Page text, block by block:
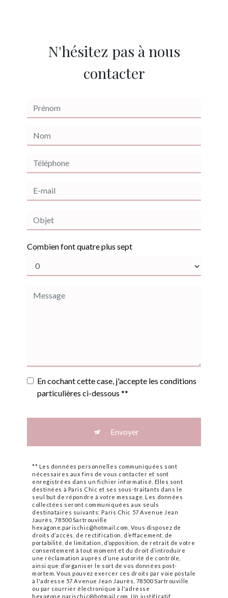
N'hésitez pas à nous
contacter
Combien font quatre plus sept
En cochant cette case, j'accepte les conditions
particulières ci-dessous **
Envoyer
** Les données personnelles communiquées sont
nécessaires aux fins de vous contacter et sont
enregistrées dans un fichier informatisé. Elles sont
destinées à Paris Chic et ses sous-traitants dans le
seul but de répondre à votre message. Les données
collectées seront communiquées aux seuls
destinataires suivants: Paris Chic 57 Avenue Jean
Jaurès, 78500 Sartrouville
hexagone.parischic@hotmail.com. Vous disposez de
droits d’accès, de rectification, d’effacement, de
portabilité, de limitation, d’opposition, de retrait de votre
consentement à tout moment et du droit d’introduire
une réclamation auprès d’une autorité de contrôle,
ainsi que d’organiser le sort de vos données post-
mortem. Vous pouvez exercer ces droits par voie postale
à l'adresse 57 Avenue Jean Jaurès, 78500 Sartrouville
ou par courrier électronique à l'adresse
hexagone.parischic@hotmail.com. Un justificatif